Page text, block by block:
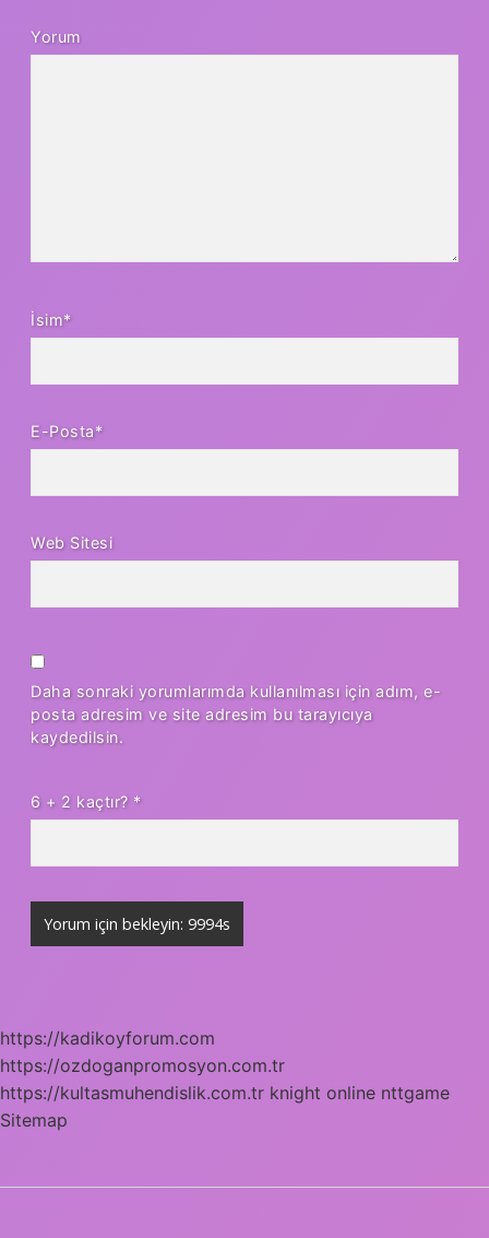
Yorum
İsim*
E-Posta*
Web Sitesi
Daha sonraki yorumlarımda kullanılması için adım, e-
posta adresim ve site adresim bu tarayıcıya
kaydedilsin.
6 + 2 kaçtır? *
https://kadikoyforum.com
https://ozdoganpromosyon.com.tr
https://kultasmuhendislik.com.tr knight online nttgame
Sitemap